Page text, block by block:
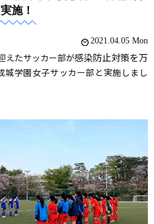
実施！
2021.04.05 Mon
えたサッカー部が感染防止対策を万
城学園女子サッカー部と実施しまし